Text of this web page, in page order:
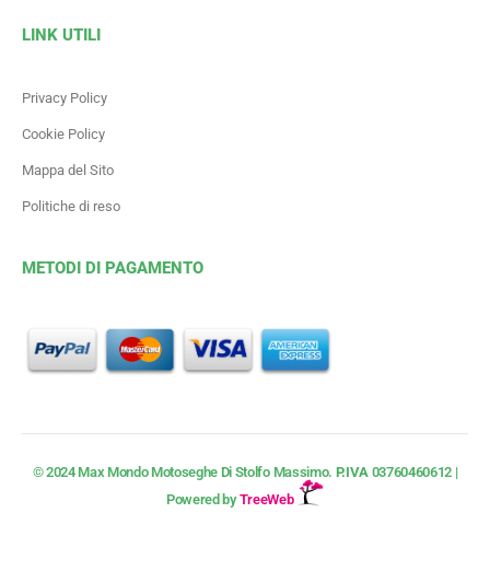
LINK UTILI
Privacy Policy
Cookie Policy
Mappa del Sito
Politiche di reso
METODI DI PAGAMENTO
© 2024 Max Mondo Motoseghe Di Stolfo Massimo. P.IVA 03760460612 |
Powered byTreeWeb